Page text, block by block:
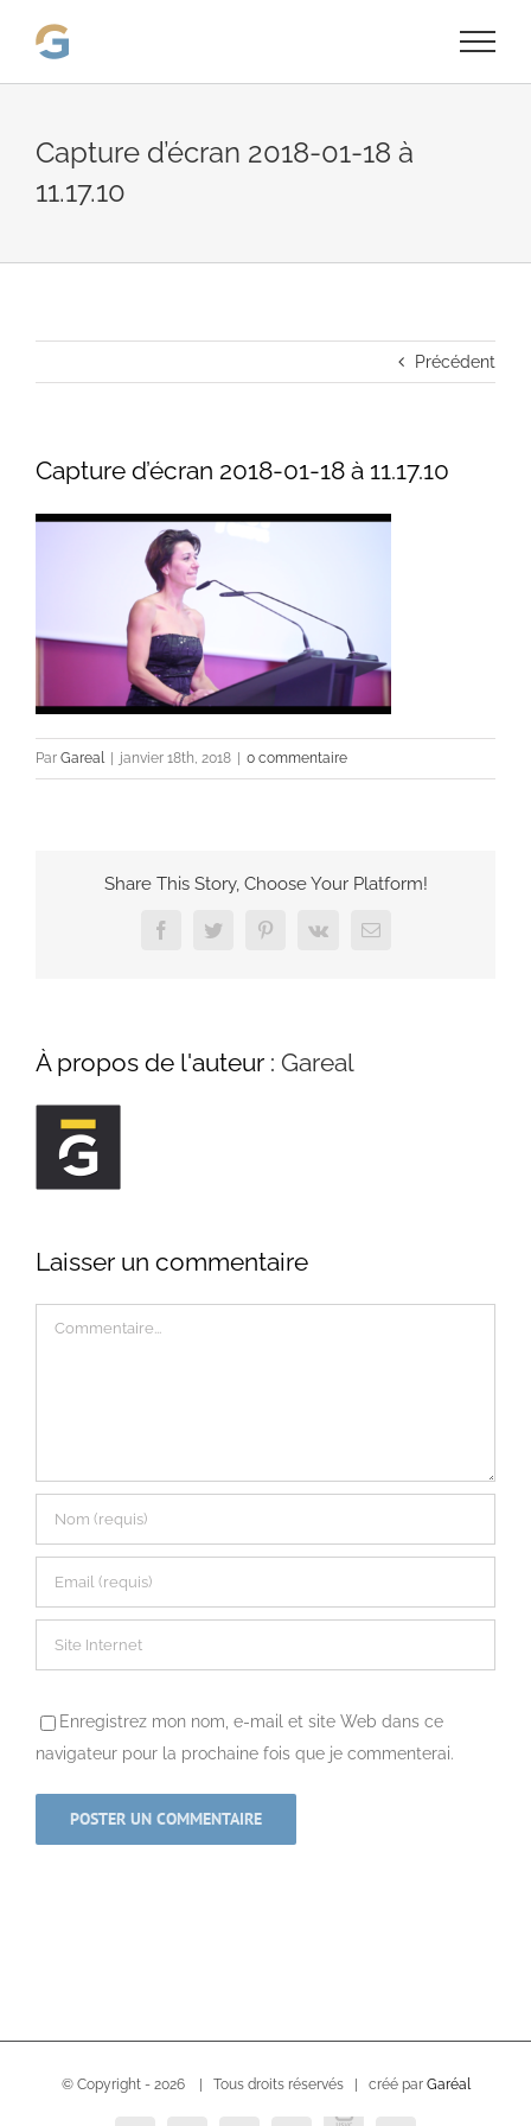
Capture d’écran 2018-01-18 à
11.17.10
Précédent
Capture d’écran 2018-01-18 à 11.17.10
Par Gareal janvier 18th, 2018 0 commentaire
Share This Story, Choose Your Platform!
FacebookTwitterPinterest
Vk Email
À propos de l'auteur : Gareal
Laisser un commentaire
Enregistrez mon nom, e-mail et site Web dans ce
navigateur pour la prochaine fois que je commenterai.
© Copyright - 2026 | Tous droits réservés | créé par Garéal